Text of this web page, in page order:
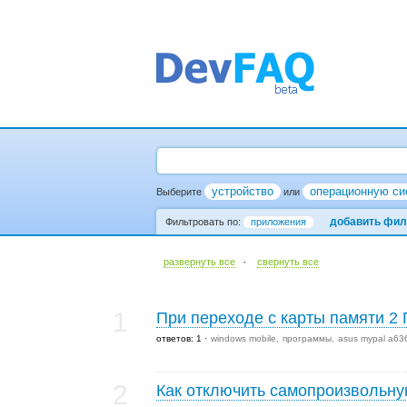
Выберите устройство или операционную
Фильтровать по: приложения добавить
развернуть все · cвернуть все
При переходе с карты памяти 2
ответов: 1 windows mobile программы asus mypal
Как отключить